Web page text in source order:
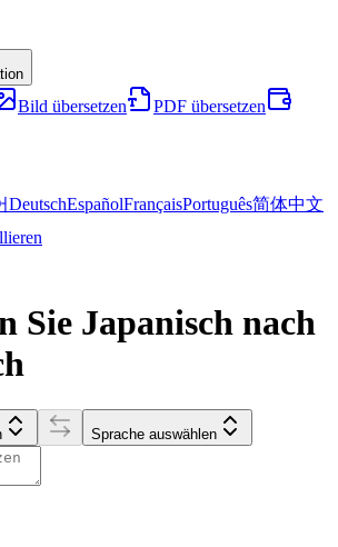
Bild übersetzen
PDF übersetzen
DeutschEspañolFrançaisPortuguês简体中文
Sie Japanisch nach
Sprache auswählen